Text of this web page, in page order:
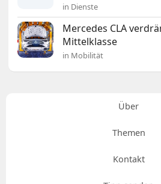
in Dienste
Mercedes CLA
Mittelklasse
in Mobilität
Über
Themen
Kontakt